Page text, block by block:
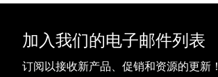
加入我们的电子邮件列表
订阅以接收新产品、促销和资源的更新！